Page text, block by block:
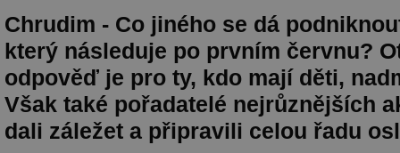
Chrudim - Co jiného se dá
který následuje po prvním červnu?
odpověď je pro ty, kdo mají děti,
Však také pořadatelé nejrůznějších
dali záležet a připravili celou řadu